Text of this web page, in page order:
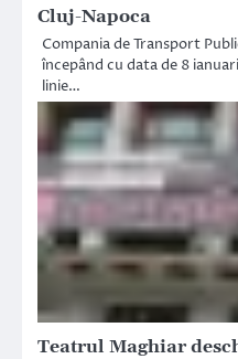
Cluj-Napoca
Compania de Transport
începând cu data de 8
linie…
Teatrul Maghiar